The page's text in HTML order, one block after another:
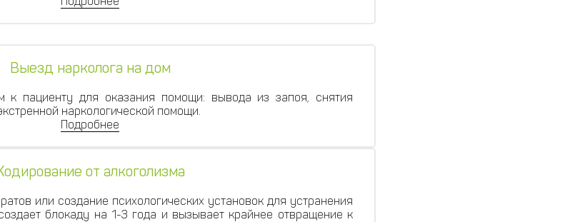
Выезд нарколога на дом
к пациенту для оказания помощи: вывода из запоя, снятия
наркологической помощи.
Подробнее
от алкоголизма
или создание психологических установок для устранения
блокаду на 1-3 года и вызывает крайнее отвращение к